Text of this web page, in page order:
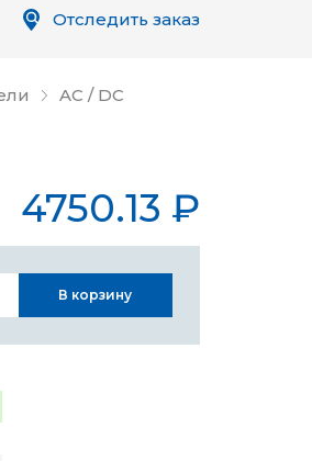
AC / DC
4750.13 ₽
В корзину
Отследить заказ